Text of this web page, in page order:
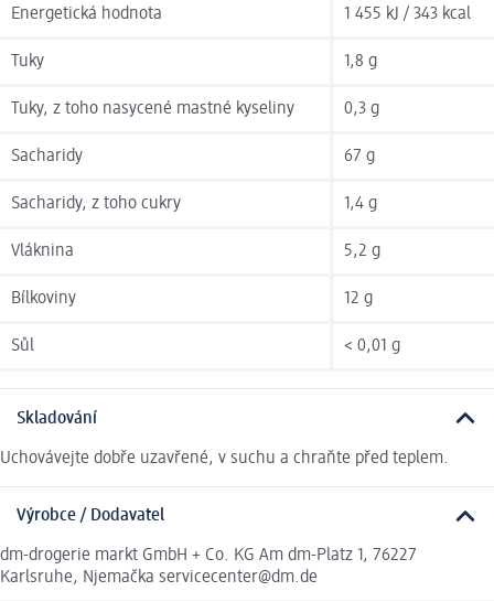
Energetická hodnota 1 455 kJ / 343 kcal
Tuky 1,8 g
Tuky, z toho nasycené mastné kyseliny 0,3 g
Sacharidy 67 g
Sacharidy, z toho cukry 1,4 g
Vláknina 5,2 g
Bílkoviny 12 g
Sůl < 0,01 g
Skladování
Uchovávejte dobře uzavřené, v suchu a chraňte před teplem.
Výrobce / Dodavatel
dm-drogerie markt GmbH + Co. KG Am dm-Platz 1, 76227
Karlsruhe, Njemačka servicecenter@dm.de